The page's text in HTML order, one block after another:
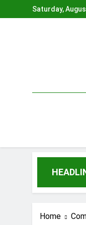
to
Saturday,
Kebutuhan Hidup
Home